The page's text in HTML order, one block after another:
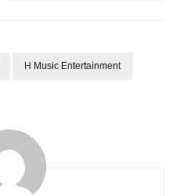
H Music Entertainment